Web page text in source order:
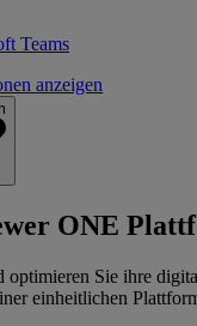
Teams
anzeigen
ONE
optimieren Sie ihre
einheitlichen